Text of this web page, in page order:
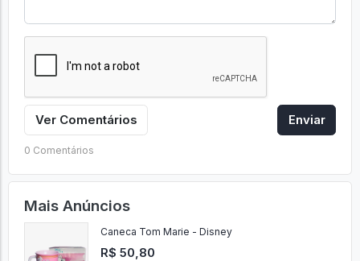
Ver Comentários Enviar
0 Comentários
Mais Anúncios
Caneca Tom Marie - Disney
R$ 50,80